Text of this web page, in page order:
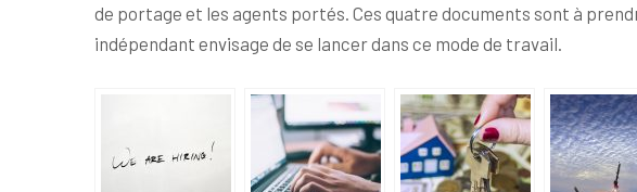
de portage et les agents portés. Ces quatre documents sont à
indépendant envisage de se lancer dans ce mode de travail.